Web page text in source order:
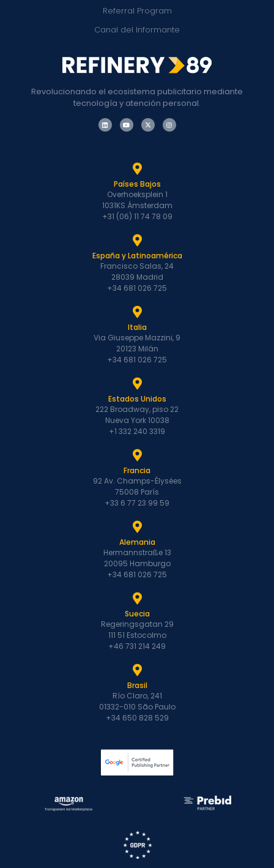
Revolucionando el ecosistema publicitario mediante
tecnología y atención personal.
Referral Program
Canal del Informante
Países Bajos
Overhoeksplein 1
1031KS Ámsterdam
+31 (06) 11 74 78 09
España y Latinoamérica
Francisco Salas, 24
28039 Madrid
+34 681 026 725
Italia
Via Giuseppe Mazzini, 9
20123 Milán
+34 681 026 725
Estados Unidos
222 Broadway, piso 22
Nueva York 10038
+1 332 240 3319
Francia
92 Av. Champs-Élysées
75008 París
+33 6 77 23 99 59
Alemania
Hermannstraße 13
20095 Hamburgo
+34 681 026 725
Suecia
Regeringsgatan 29
111 51 Estocolmo
+46 731 214 249
Brasil
Río Claro, 241
01332-010 São Paulo
+34 650 828 529